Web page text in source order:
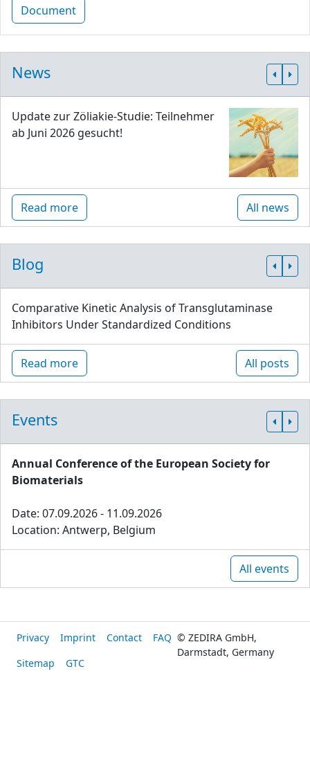
Document
News
Update zur Zöliakie-Studie: Teilnehmer
ab Juni 2026 gesucht!
Read more All news
Blog
Comparative Kinetic Analysis of Transglutaminase
Inhibitors Under Standardized Conditions
Read more All posts
Events
Annual Conference of the European Society for
Biomaterials
Date: 07.09.2026 - 11.09.2026
Location: Antwerp, Belgium
All events
Privacy Imprint Contact
FAQ
Sitemap
GTC
© ZEDIRA GmbH,
Darmstadt, Germany